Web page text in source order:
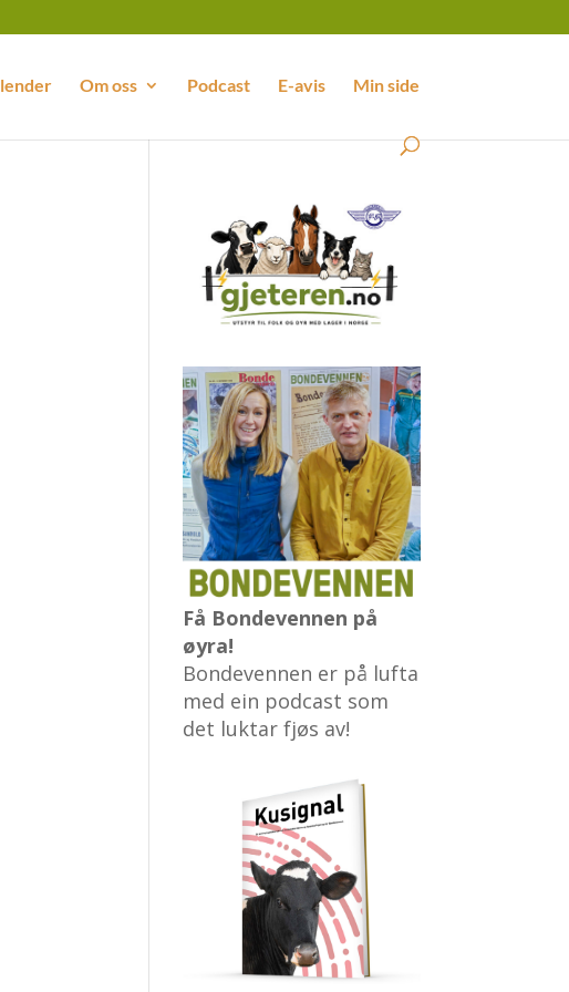
Om oss Podcast E-avis Min side
Få Bondevennen på
øyra!
Bondevennen er på lufta
med ein podcast som
det luktar fjøs av!